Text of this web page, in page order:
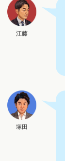
江藤
塚田